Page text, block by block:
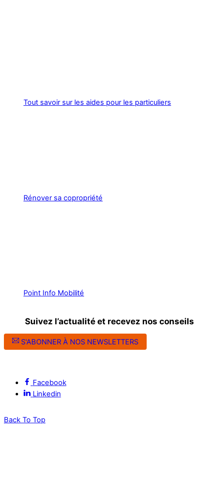
Tout savoir sur les aides pour les particuliers
Rénover sa copropriété
Point Info Mobilité
Suivez l’actualité et recevez nos conseils
S'ABONNER À NOS NEWSLETTERS
Facebook
Linkedin
Back To Top